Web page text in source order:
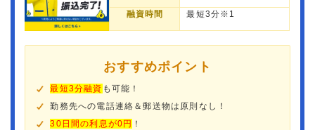
融資時間 最短3分※1
おすすめポイント
最短3分融資 も可能！
勤務先への電話連絡＆郵送物は原則なし！
30日間の利息が0円 ！